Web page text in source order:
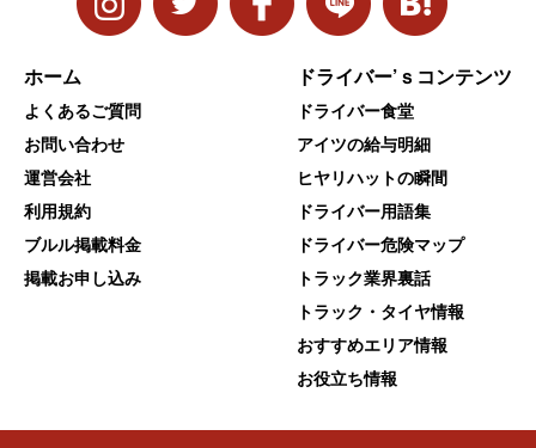
ホーム
よくあるご質問
お問い合わせ
運営会社
利用規約
ブルル掲載料金
掲載お申し込み
ドライバー’ｓコンテンツ
ドライバー食堂
アイツの給与明細
ヒヤリハットの瞬間
ドライバー用語集
ドライバー危険マップ
トラック業界裏話
トラック・タイヤ情報
おすすめエリア情報
お役立ち情報